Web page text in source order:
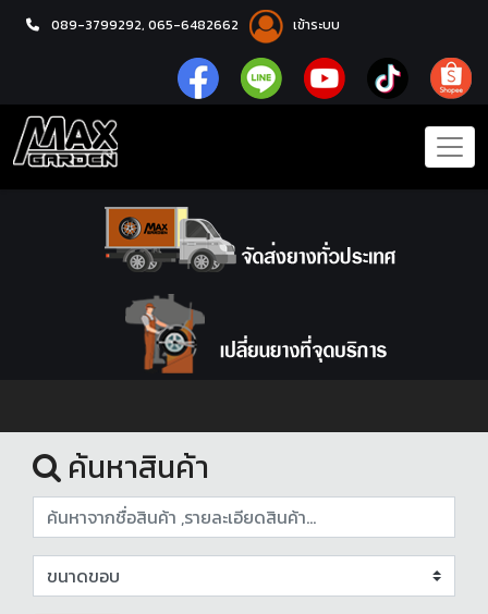
089-3799292, 065-6482662 เข้าระบบ
หน้าแรก
ค้นหาสินค้า